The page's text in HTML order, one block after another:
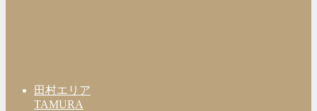
田村エリア
TAMURA